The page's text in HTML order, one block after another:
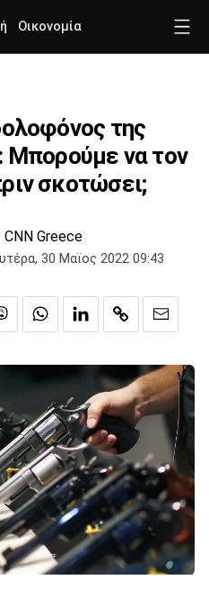
Οικονομία
της
Μπορούμε να τον
σκοτώσει;
CNN Greece
30 Μαϊος 2022 09:43